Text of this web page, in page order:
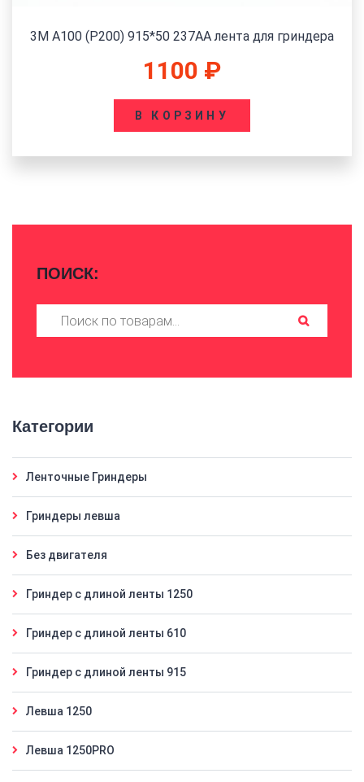
Лента 3M (P200) 610*50 SC-BL A MED лента для
В КОРЗИНУ
ПОИСК:
Искать:
Категории
Ленточные Гриндеры
Гриндеры левша
Без двигателя
Гриндер с длиной ленты 1250
Гриндер с длиной ленты 610
Гриндер с длиной ленты 915
Левша 1250
Левша 1250PRO